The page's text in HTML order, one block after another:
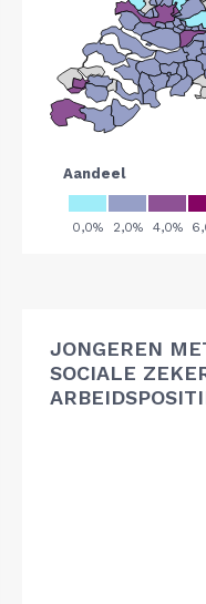
JONGEREN
SOCIALE